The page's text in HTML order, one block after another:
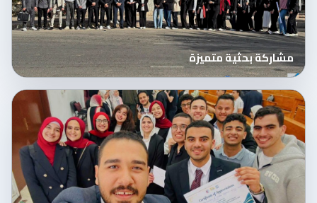
مشاركة بحثية متميزة